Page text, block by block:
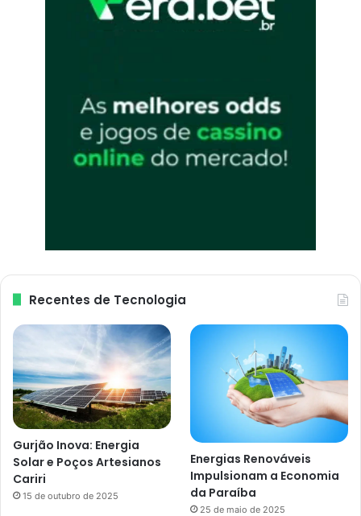
Recentes de Tecnologia
Gurjão Inova: Energia
Solar e Poços Artesianos
Cariri
15 de outubro de 2025
Energias Renováveis
Impulsionam a Economia
da Paraíba
25 de maio de 2025